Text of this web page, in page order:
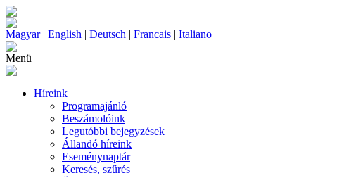
Magyar| English | Deutsch | Francais | Italiano
Menü
Híreink
Programajánló
Beszámolóink
Legutóbbi bejegyzések
Állandó híreink
Eseménynaptár
Keresés, szűrés